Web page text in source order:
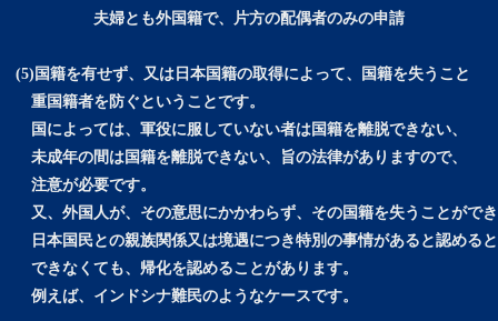
夫婦とも外国籍で、片方の配偶者のみの申請
(5)国籍を有せず、又は日本国籍の取得によって、国籍を失うこと
重国籍者を防ぐということです。
国によっては、軍役に服していない者は国籍を離脱できない、
未成年の間は国籍を離脱できない、旨の法律がありますので、
注意が必要です。
又、外国人が、その意思にかかわらず、その国籍を失うことがで
日本国民との親族関係又は境遇につき特別の事情があると認める
できなくても、帰化を認めることがあります。
例えば、インドシナ難民のようなケースです。